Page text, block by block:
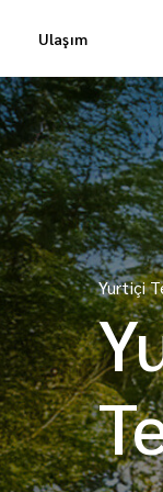
Ulaşım
Yurtiçi Ekspres
Yurtiçi Dropship
Yurtiçi Kargo
Yurtiçi